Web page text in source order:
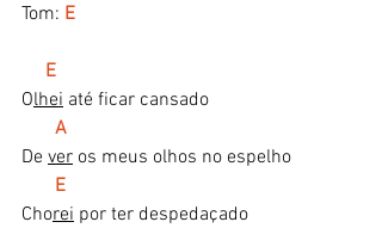
Tom: E
E
Olhei até ficar cansado
A
De ver os meus olhos no espelho
E
Chorei por ter despedaçado